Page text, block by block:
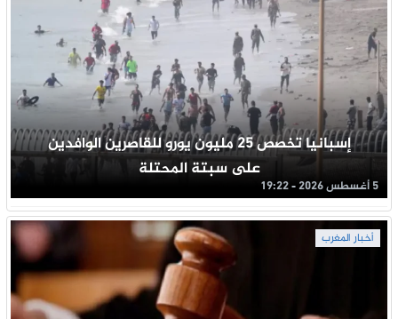
إسبانيا تخصص 25 مليون يورو للقاصرين الوافدين
على سبتة المحتلة
5 أغسطس 2026 - 19:22
أخبار المغرب